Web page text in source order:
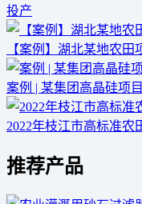
投产
【案例】湖北某地农
案例 | 某集团高晶硅项
2022年枝江市高标准农
推荐产品